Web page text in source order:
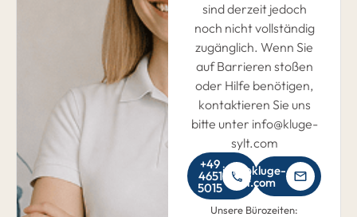
sind derzeit jedoch
noch nicht vollständig
zugänglich. Wenn Sie
auf Barrieren stoßen
oder Hilfe benötigen,
kontaktieren Sie uns
bitte unter info@kluge-
sylt.com
+49
4651
5015
info@kluge-
sylt.com
Unsere Bürozeiten: